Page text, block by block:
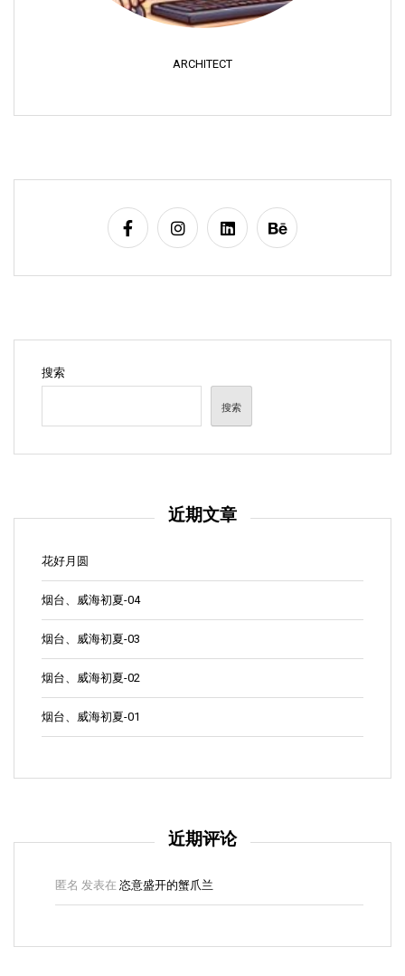
ARCHITECT
搜索
搜索
近期文章
花好月圆
烟台、威海初夏-04
烟台、威海初夏-03
烟台、威海初夏-02
烟台、威海初夏-01
近期评论
匿名 发表在 恣意盛开的蟹爪兰